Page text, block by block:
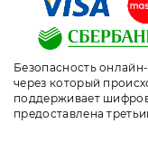
Безопасность
через который
поддерживает
предоставлена